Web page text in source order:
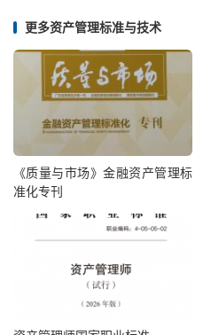
更多资产管理标准与技术
《质量与市场》金融资产管理标
准化专刊